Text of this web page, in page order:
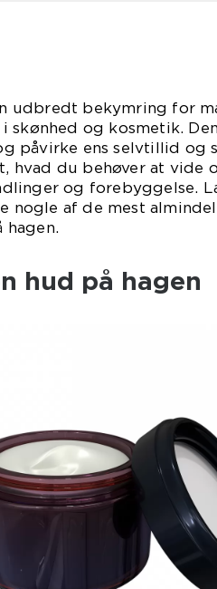
udbredt bekymring for
skønhed og kosmetik.
påvirke ens selvtillid og
hvad du behøver at vide
og forebyggelse.
nogle af de mest
hagen.
hud på hagen